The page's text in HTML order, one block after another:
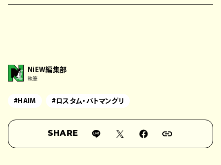
NiEW編集部
執筆
#HAIM #ロスタム・バトマングリ
SHARE